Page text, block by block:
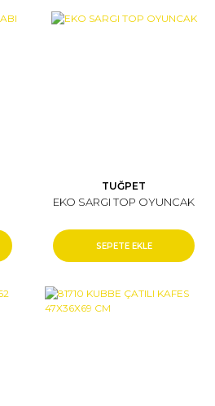
TUĞPET
EKO SARGI TOP OYUNCAK
SEPETE EKLE